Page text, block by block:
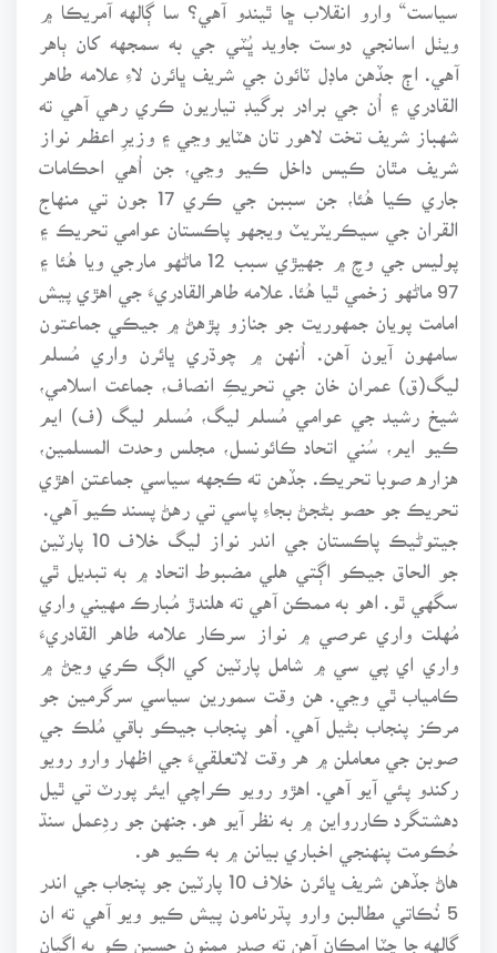
سياست“ وارو انقلاب ڇا ٿيندو آهي؟ سا ڳالهه آمريڪا ۾
ويٺل اسانجي دوست جاويد ڀُٽي جي به سمجهه کان ٻاهر
آهي. اڄ جڏهن ماڊل ٽائون جي شريف ڀائرن لاءِ علامه طاهر
القادري ۽ اُن جي برادر برگيڊ تياريون ڪري رهي آهي ته
شهباز شريف تخت لاهور تان هٽايو وڃي ۽ وزيرِ اعظم نواز
شريف مٿان ڪيس داخل ڪيو وڃي، جن اُهي احڪامات
جاري ڪيا هُئا، جن سببن جي ڪري 17 جون تي منهاج
القران جي سيڪريٽريٽ ويجهو پاڪستان عوامي تحريڪ ۽
پوليس جي وچ ۾ جهيڙي سبب 12 ماڻهو مارجي ويا هُئا ۽
97 ماڻهو زخمي ٿيا هُئا. علامه طاهرالقادريءَ جي اهڙي پيش
امامت پويان جمهوريت جو جنازو پڙهڻ ۾ جيڪي جماعتون
سامهون آيون آهن. اُنهن ۾ چوڌري ڀائرن واري مُسلم
ليگ(ق) عمران خان جي تحريڪِ انصاف، جماعت اسلامي،
شيخ رشيد جي عوامي مُسلم ليگ، مُسلم ليگ (ف) ايم
ڪيو ايم، سُني اتحاد ڪائونسل، مجلس وحدت المسلمين،
هزاره صوبا تحريڪ. جڏهن ته ڪجهه سياسي جماعتن اهڙي
تحريڪ جو حصو بڻجڻ بجاءِ پاسي تي رهڻ پسند ڪيو آهي.
جيتوڻيڪ پاڪستان جي اندر نواز ليگ خلاف 10 پارٽين
جو الحاق جيڪو اڳتي هلي مضبوط اتحاد ۾ به تبديل ٿي
سگهي ٿو. اهو به ممڪن آهي ته هلندڙ مُبارڪ مهيني واري
مُهلت واري عرصي ۾ نواز سرڪار علامه طاهر القادريءَ
واري اي پي سي ۾ شامل پارٽين کي الڳ ڪري وڃڻ ۾
ڪامياب ٿي وڃي. هن وقت سمورين سياسي سرگرمين جو
مرڪز پنجاب بڻيل آهي. اُهو پنجاب جيڪو باقي مُلڪ جي
صوبن جي معاملن ۾ هر وقت لاتعلقيءَ جي اظهار وارو رويو
رکندو پئي آيو آهي. اهڙو رويو ڪراچي ايئر پورٽ تي ٿيل
دهشتگرد ڪاررواين ۾ به نظر آيو هو. جنهن جو ردِعمل سنڌ
حُڪومت پنهنجي اخباري بيانن ۾ به ڪيو هو.
هاڻ جڏهن شريف ڀائرن خلاف 10 پارٽين جو پنجاب جي اندر
5 نُڪاتي مطالبن وارو پڌرنامون پيش ڪيو ويو آهي ته ان
ڳالهه جا چِٽا امڪان آهن ته صدر ممنون حسين ڪو به اڳيان